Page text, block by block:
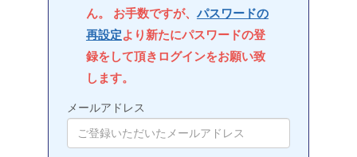
ん。 お手数ですが、 パスワードの
再設定より新たにパスワードの登
録をして頂きログインをお願い致
します。
メールアドレス